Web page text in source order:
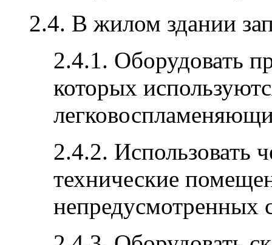
2.4. В жилом здании
2.4.1. Оборудовать
которых
2.4.2. Использовать
технические
непредусмотренных